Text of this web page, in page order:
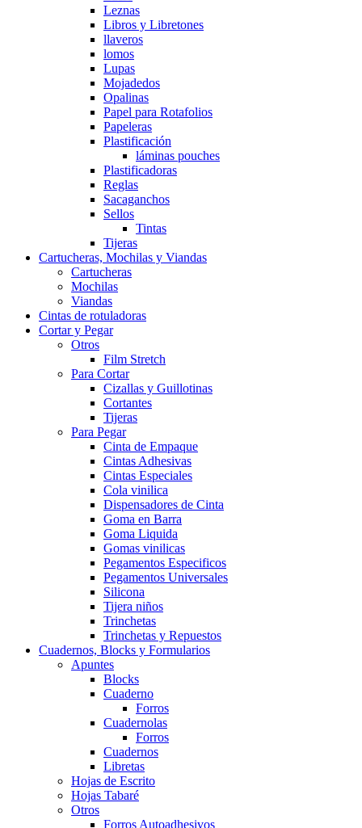
Leznas
Libros y Libretones
llaveros
lomos
Lupas
Mojadedos
Opalinas
Papel para Rotafolios
Papeleras
Plastificación
láminas pouches
Plastificadoras
Reglas
Sacaganchos
Sellos
Tintas
Tijeras
Cartucheras, Mochilas y Viandas
Cartucheras
Mochilas
Viandas
Cintas de rotuladoras
Cortar y Pegar
Otros
Film Stretch
Para Cortar
Cizallas y Guillotinas
Cortantes
Tijeras
Para Pegar
Cinta de Empaque
Cintas Adhesivas
Cintas Especiales
Cola vinilica
Dispensadores de Cinta
Goma en Barra
Goma Liquida
Gomas vinilicas
Pegamentos Especificos
Pegamentos Universales
Silicona
Tijera niños
Trinchetas
Trinchetas y Repuestos
Cuadernos, Blocks y Formularios
Apuntes
Blocks
Cuaderno
Forros
Cuadernolas
Forros
Cuadernos
Libretas
Hojas de Escrito
Hojas Tabaré
Otros
Forros Autoadhesivos